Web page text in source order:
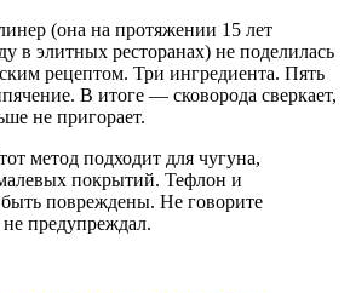
(она на протяжении 15 лет
в элитных ресторанах) не поделилась
рецептом. Три ингредиента. Пять
В итоге — сковорода сверкает,
не пригорает.
метод подходит для чугуна,
покрытий. Тефлон и
повреждены. Не говорите
предупреждал.